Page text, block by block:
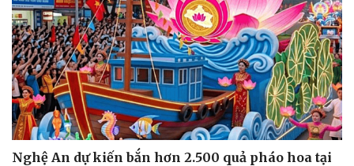
Nghệ An dự kiến bắn hơn 2.500 quả pháo hoa tại